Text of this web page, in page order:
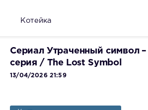
Котейка
Сериал Утраченный символ –
серия / The Lost Symbol
13/04/2026 21:59